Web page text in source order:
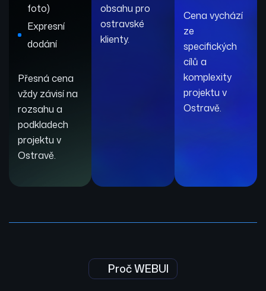
foto)
Expresní
dodání
Přesná cena
vždy závisí na
rozsahu a
podkladech
projektu v
Ostravě.
obsahu pro
ostravské
klienty.
Cena vychází
ze
specifických
cílů a
komplexity
projektu v
Ostravě.
Proč WEBUI